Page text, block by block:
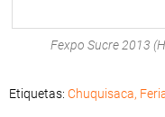
Fexpo Sucre 2013
Etiquetas: Chuquisaca,